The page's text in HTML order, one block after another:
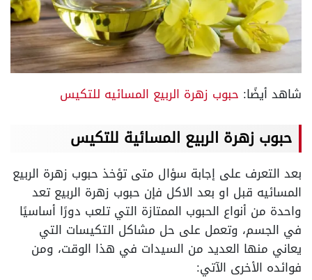
شاهد أيضًا: حبوب زهرة الربيع المسائيه للتكيس
حبوب زهرة الربيع المسائية للتكيس
بعد التعرف على إجابة سؤال متى تؤخذ حبوب زهرة الربيع
المسائيه قبل او بعد الاكل فإن حبوب زهرة الربيع تعد
واحدة من أنواع الحبوب الممتازة التي تلعب دورًا أساسيًا
في الجسم، وتعمل على حل مشاكل التكيسات التي
يعاني منها العديد من السيدات في هذا الوقت، ومن
فوائده الأخرى الآتي: